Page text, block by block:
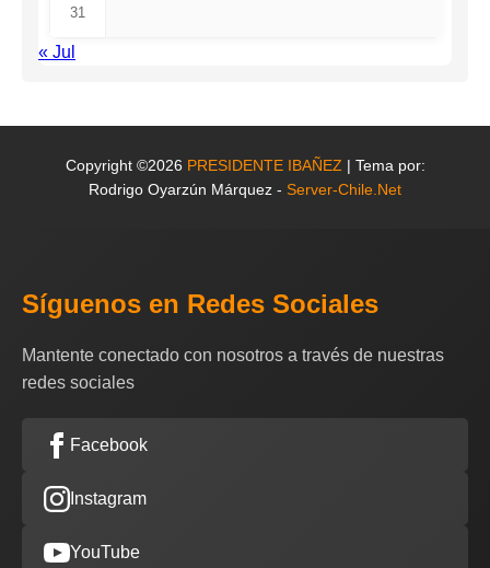
31
« Jul
Copyright ©2026 PRESIDENTE IBAÑEZ | Tema por:
Rodrigo Oyarzún Márquez - Server-Chile.Net
Síguenos en Redes Sociales
Mantente conectado con nosotros a través de nuestras
redes sociales
Facebook
Instagram
YouTube